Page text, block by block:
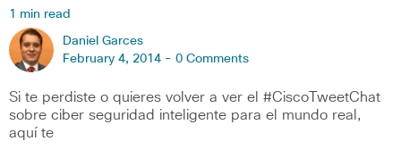
1 min read
Daniel Garces
February 4, 2014 - 0 Comments
Si te perdiste o quieres volver a ver el #CiscoTweetChat
sobre ciber seguridad inteligente para el mundo real,
aquí te